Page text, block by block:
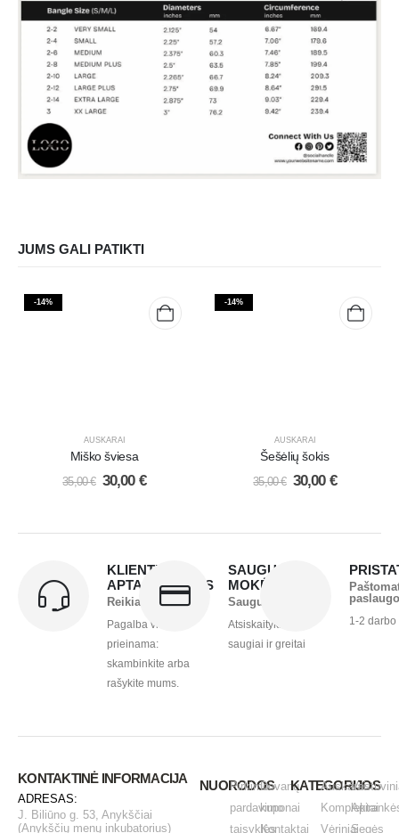
JUMS GALI PATIKTI
-14%
AUSKARAI
Miško šviesa
35,00€ 30,00 €
-14%
AUSKARAI
Šešėlių šokis
35,00€ 30,00 €
KLIENTŲ
APTARNAVIMAS
Reikia pagalbos?
Pagalba visada
prieinama:
skambinkite arba
rašykite mums.
SAUGUS
MOKĖJIMAS
Saugu ir greita
Atsiskaitykite
saugiai ir greitai
1-2
KONTAKTINĖ INFORMACIJA
ADRESAS:
J. Biliūno g. 53, Anykščiai
(Anykščių menų inkubatorius)
NUORODOS
Pirkimo -
pardavimo
taisyklės
Dovanų
kuponai
Kontaktai
KATEGORIJOS
Auskarai
Komplektai
VėriniaiSegės